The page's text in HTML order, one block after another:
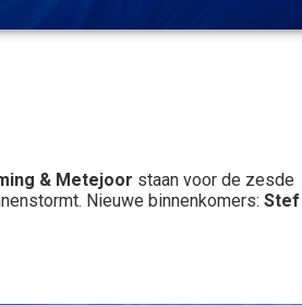
& Metejoor staan voor de zesde
Nieuwe binnenkomers: Stef